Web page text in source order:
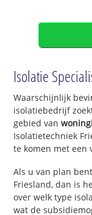
Isolatie
Waarschijnlijk
isolatiebedrijf
gebied van
Isolatietechniek
te komen met een
Als u van plan
Friesland, dan is
over welk type
wat de